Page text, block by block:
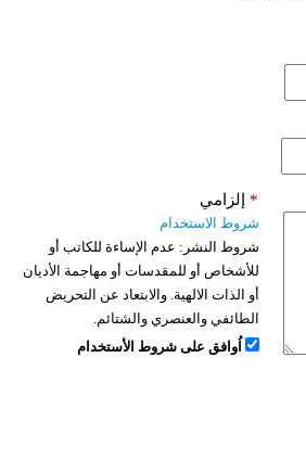
إلزامي *
شروط الاستخدام
شروط النشر: عدم الإساءة للكاتب أو
للأشخاص أو للمقدسات أو مهاجمة الأديان
أو الذات الالهية. والابتعاد عن التحريض
الطائفي والعنصري والشتائم.
اُوافق على شروط الأستخدام